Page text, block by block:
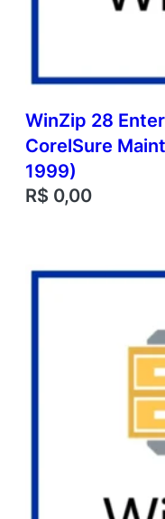
WinZip 28
CorelSure
1999)
R$ 0,00